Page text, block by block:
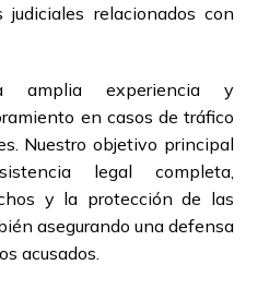
relacionados con
amplia experiencia y
en casos de tráfico
Nuestro objetivo principal
legal completa,
y la protección de las
asegurando una defensa
acusados.